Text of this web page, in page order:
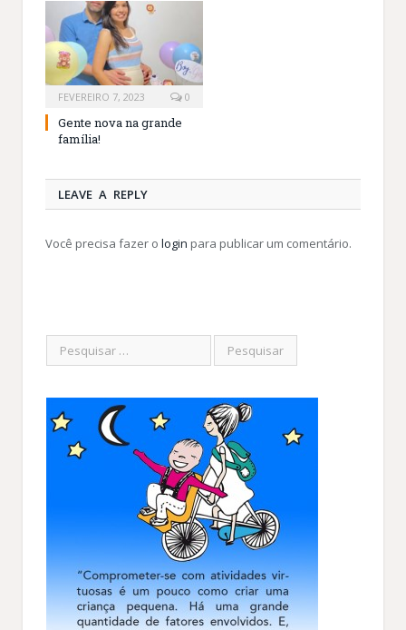
FEVEREIRO 7, 2023 0
Gente nova na grande
família!
LEAVE A REPLY
Você precisa fazer o login para publicar um comentário.